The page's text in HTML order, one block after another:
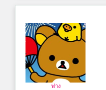
ฟาง